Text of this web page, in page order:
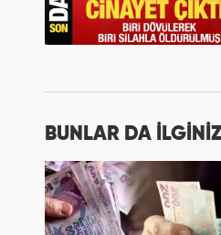
BUNLAR DA